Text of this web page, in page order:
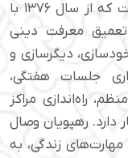
مجموعه‌های فرهنگی و مذهبی ایران است که از سال ۱۳۷۶ با
معرفت دینی
دیگرسازی و
جلسات هفتگی،
راه‌اندازی مراکز
دارد. رهپویان وصال
مهارت‌های زندگی، به